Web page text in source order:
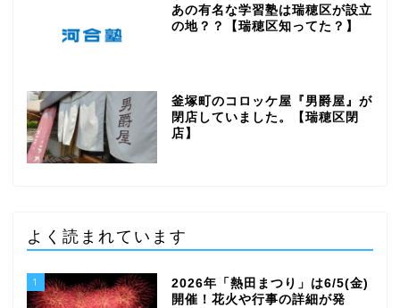
あの有名な学習塾は瑞穂区が設立
の地？？【瑞穂区知ってた？】
釜塚町のコロッケ屋『男爵屋』が
閉店していました。【瑞穂区閉
店】
よく読まれています
1
2026年「熱田まつり」は6/5(金)
開催！花火や行事の詳細が発